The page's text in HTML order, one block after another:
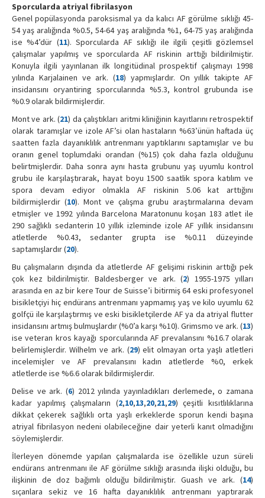
Sporcularda atriyal fibrilasyon
Genel popülasyonda paroksismal ya da kalıcı AF görülme sıklığı 45-
54 yaş aralığında %0.5, 54-64 yaş aralığında %1, 64-75 yaş aralığında
ise %4’dür (11). Sporcularda AF sıklığı ile ilgili çeşitli gözlemsel
çalışmalar yapılmış ve sporcularda AF riskinin arttığı bildirilmiştir.
Konuyla ilgili yayınlanan ilk longitüdinal prospektif çalışmayı 1998
yılında Karjalainen ve ark. (18) yapmışlardır. On yıllık takipte AF
insidansını oryantiring sporcularında %5.3, kontrol grubunda ise
%0.9 olarak bildirmişlerdir.
Mont ve ark. (21) da çalıştıkları aritmi kliniğinin kayıtlarını retrospektif
olarak taramışlar ve izole AF’si olan hastaların %63’ünün haftada üç
saatten fazla dayanıklılık antrenmanı yaptıklarını saptamışlar ve bu
oranın genel toplumdaki orandan (%15) çok daha fazla olduğunu
belirtmişlerdir. Daha sonra aynı hasta grubunu yaş uyumlu kontrol
grubu ile karşılaştırarak, hayat boyu 1500 saatlik spora katılım ve
spora devam ediyor olmakla AF riskinin 5.06 kat arttığını
bildirmişlerdir (10). Mont ve çalışma grubu araştırmalarına devam
etmişler ve 1992 yılında Barcelona Maratonunu koşan 183 atlet ile
290 sağlıklı sedanterin 10 yıllık izleminde izole AF yıllık insidansını
atletlerde %0.43, sedanter grupta ise %0.11 düzeyinde
saptamışlardır (20).
Bu çalışmaların dışında da atletlerde AF gelişimi riskinin arttığı pek
çok kez bildirilmiştir. Baldesberger ve ark. (2) 1955-1975 yılları
arasında en az bir kere Tour de Suisse’i bitirmiş 64 eski profesyonel
bisikletçiyi hiç endürans antrenmanı yapmamış yaş ve kilo uyumlu 62
golfçü ile karşılaştırmış ve eski bisikletçilerde AF ya da atriyal flutter
insidansını artmış bulmuşlardır (%0’a karşı %10). Grimsmo ve ark. (13)
ise veteran kros kayağı sporcularında AF prevalansını %16.7 olarak
belirlemişlerdir. Wilhelm ve ark. (29) elit olmayan orta yaşlı atletleri
incelemişler ve AF prevalansını kadın atletlerde %0, erkek
atletlerde ise %6.6 olarak bildirmişlerdir.
Delise ve ark. (6) 2012 yılında yayınladıkları derlemede, o zamana
kadar yapılmış çalışmaların (2,10,13,20,21,29) çeşitli kısıtlılıklarına
dikkat çekerek sağlıklı orta yaşlı erkeklerde sporun kendi başına
atriyal fibrilasyon nedeni olabileceğine dair yeterli kanıt olmadığını
söylemişlerdir.
İlerleyen dönemde yapılan çalışmalarda ise özellikle uzun süreli
endürans antrenmanı ile AF görülme sıklığı arasında ilişki olduğu, bu
ilişkinin de doz bağımlı olduğu bildirilmiştir. Guash ve ark. (14)
sıçanlara sekiz ve 16 hafta dayanıklılık antrenmanı yaptırarak